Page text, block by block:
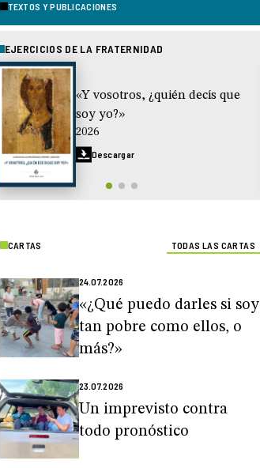
TEXTOS Y PUBLICACIONES
EJERCICIOS DE LA FRATERNIDAD
«Y vosotros, ¿quién decís que
soy yo?»
2026
Descargar
CARTAS TODAS LAS CARTAS
24.07.2026
«¿Qué puedo darles si soy
tan pobre como ellos, o
más?»
23.07.2026
Un imprevisto contra
todo pronóstico